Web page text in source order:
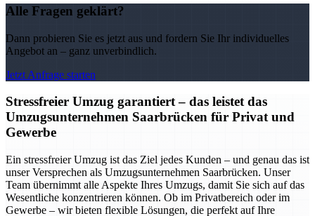
Alle Fragen geklärt?
Dann probieren Sie es jetzt aus und fordern Sie Ihr individuelles
Angebot an – ganz unverbindlich.
Jetzt Anfrage starten
Stressfreier Umzug garantiert – das leistet das
Umzugsunternehmen Saarbrücken für Privat und
Gewerbe
Ein stressfreier Umzug ist das Ziel jedes Kunden – und genau das ist
unser Versprechen als Umzugsunternehmen Saarbrücken. Unser
Team übernimmt alle Aspekte Ihres Umzugs, damit Sie sich auf das
Wesentliche konzentrieren können. Ob im Privatbereich oder im
Gewerbe – wir bieten flexible Lösungen, die perfekt auf Ihre